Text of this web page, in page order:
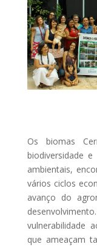
Os biomas
biodiversidade
ambientais,
vários ciclos
avanço do
vulnerabilidade
que ameaçam